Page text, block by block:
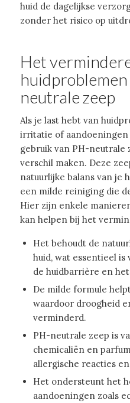
huid de dagelijkse
zonder het risico op
Het
huidproblemen
neutrale zeep
Als je last hebt van
irritatie of aandoeningen
gebruik van PH-neutrale
verschil maken. Deze
natuurlijke balans van je
een milde reiniging die
Hier zijn enkele
kan helpen bij het
Het behoudt de
huid, wat essentieel
de huidbarrière en
De milde formule
waardoor droogheid
verminderd.
PH-neutrale zeep is
chemicaliën en
allergische reacties
Het ondersteunt het
aandoeningen zoals